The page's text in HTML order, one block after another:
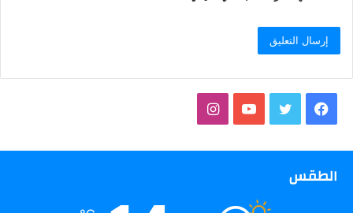
فيسبوك تويتر يوتيوبانستقرام
الطقس